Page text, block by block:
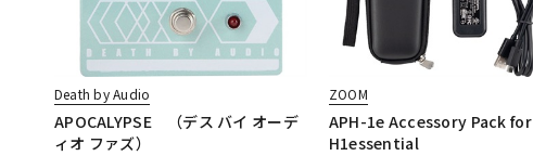
Death by Audio
APOCALYPSE （デス バイ オーデ
ィオ ファズ）
ZOOM
APH-1e Accessory Pack for
H1essential